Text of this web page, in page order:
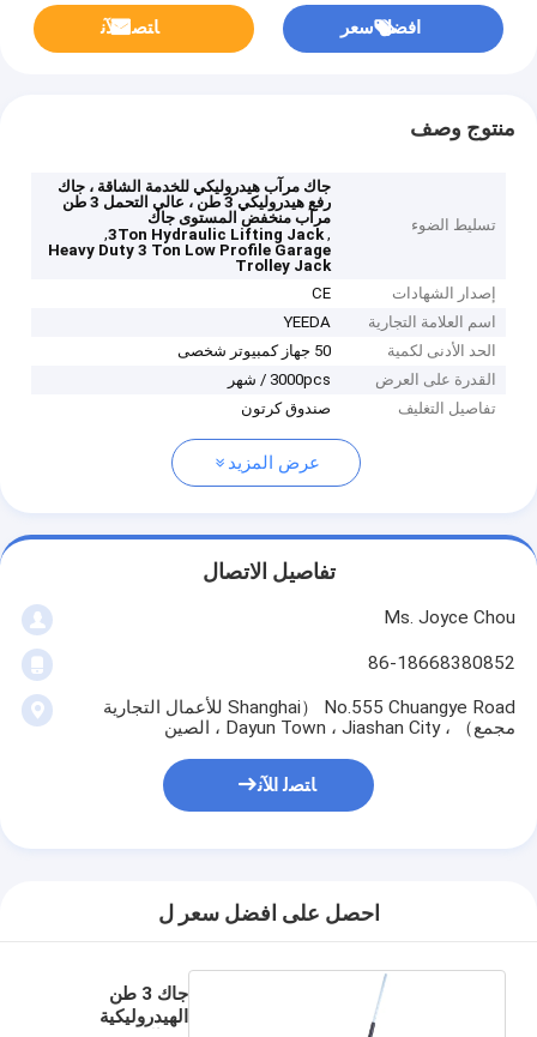
افضل سعر ﺎﺘﺼﻟ ﺍﻶﻧ
منتوج وصف
تسليط الضوء
جاك مرآب هيدروليكي للخدمة الشاقة ، جاك
رفع هيدروليكي 3 طن ، عالي التحمل 3 طن
مرآب منخفض المستوى جاك
,
3Ton Hydraulic Lifting Jack
,
Heavy Duty 3 Ton Low Profile Garage
Trolley Jack
إصدار الشهادات
CE
اسم العلامة التجارية
YEEDA
الحد الأدنى لكمية
50 جهاز كمبيوتر شخصى
القدرة على العرض
3000pcs / شهر
تفاصيل التغليف
صندوق كرتون
عرض المزيد
تفاصيل الاتصال
Ms. Joyce Chou
86-18668380852
No.555 Chuangye Road （Shanghai للأعمال التجارية
مجمع） ، Dayun Town ، Jiashan City ، الصين
ﺎﺘﺼﻟ ﺍﻶﻧ
احصل على افضل سعر ل
جاك 3 طن
الهيدروليكية